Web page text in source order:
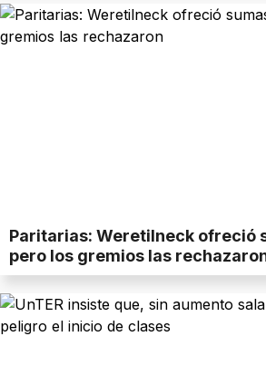
Paritarias: Weretilneck ofreció
pero los gremios las